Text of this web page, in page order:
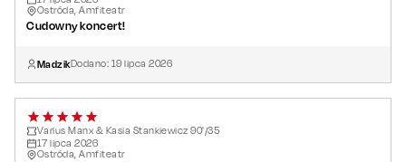
Ostróda, Amfiteatr
Cudowny koncert!
MadzikDodano: 19 lipca 2026
Varius Manx & Kasia Stankiewicz 90'/35
17 lipca 2026
Ostróda, Amfiteatr